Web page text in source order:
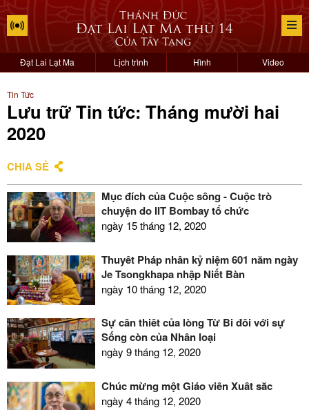
Đạt Lai Lạt Ma Lịch trình Hình Video
Tin Tức
Lưu trữ Tin tức: Tháng mười hai
2020
CHIA SẺ
Mục đích của Cuộc sống - Cuộc trò
chuyện do IIT Bombay tổ chức
ngày 15 tháng 12, 2020
Thuyết Pháp nhân kỷ niệm 601 năm ngày
Je Tsongkhapa nhập Niết Bàn
ngày 10 tháng 12, 2020
Sự cần thiết của lòng Từ Bi đối với sự
Sống còn của Nhân loại
ngày 9 tháng 12, 2020
Chúc mừng một Giáo viên Xuất sắc
ngày 4 tháng 12, 2020